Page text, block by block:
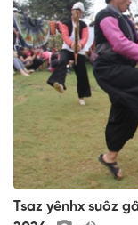
Tsaz yênhx suôz